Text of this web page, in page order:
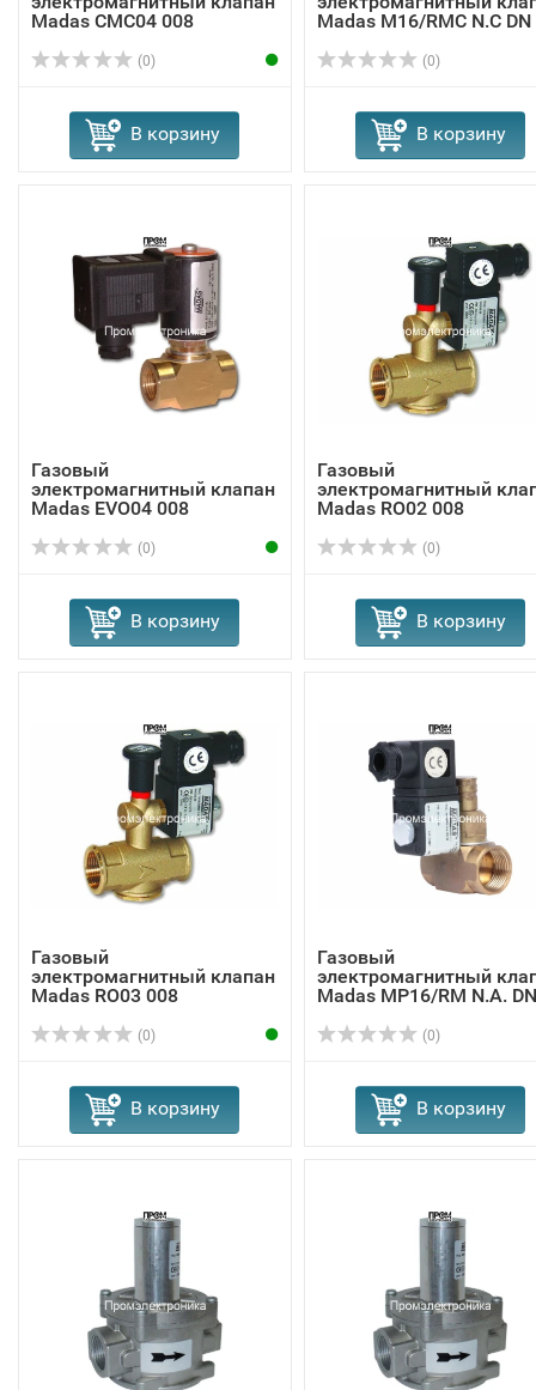
Madas СMC04 008
(0)
В корзину
Madas M16/RMC N.C DN
(0)
В корзину
Газовый
электромагнитный клапан
Madas EVО04 008
(0)
В корзину
Газовый
электромагнитный
Madas RO02 008
(0)
В корзину
Газовый
электромагнитный клапан
Madas RO03 008
(0)
В корзину
Газовый
электромагнитный
Madas MP16/RM N.A.
(0)
В корзину